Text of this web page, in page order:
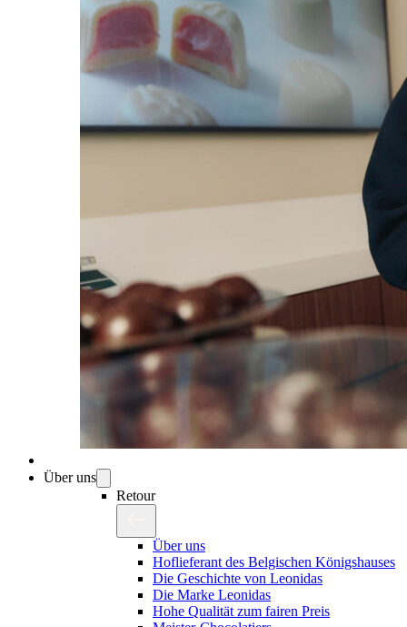
Über uns
Retour
Über uns
Hoflieferant des Belgischen Königshauses
Die Geschichte von Leonidas
Die Marke Leonidas
Hohe Qualität zum fairen Preis